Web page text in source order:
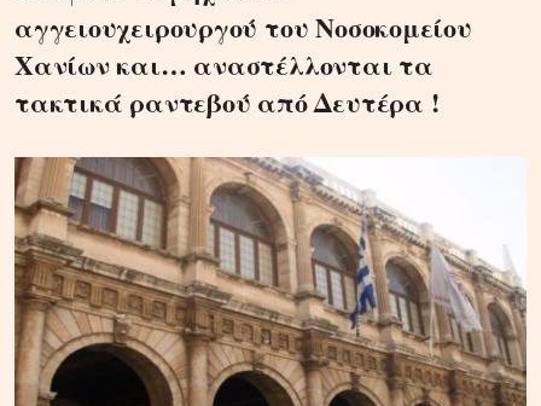
αγγειουχειρουργού του Νοσοκομείου
Χανίων και… αναστέλλονται τα
τακτικά ραντεβού από Δευτέρα !